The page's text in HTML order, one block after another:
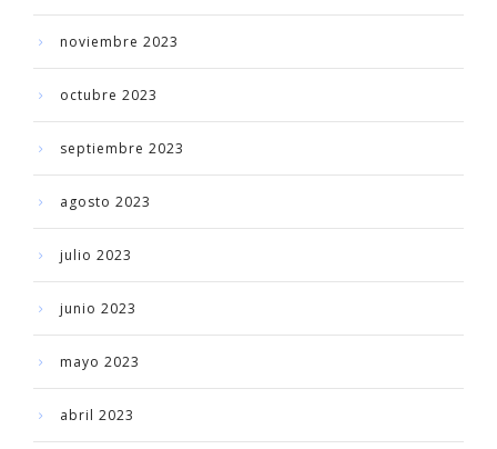
noviembre 2023
octubre 2023
septiembre 2023
agosto 2023
julio 2023
junio 2023
mayo 2023
abril 2023